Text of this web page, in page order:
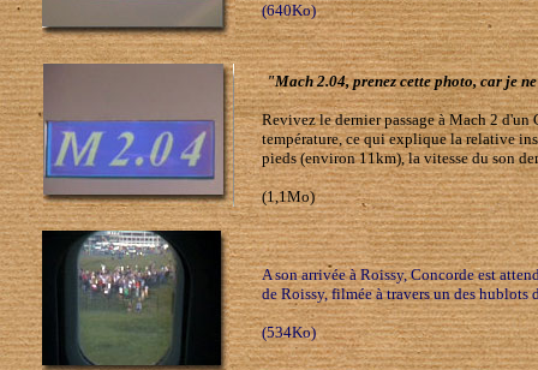
(640Ko)
"Mach 2.04, prenez cette photo, car je
Revivez le dernier passage à Mach 2
température, ce qui explique la relative
pieds (environ 11km), la vitesse du son
(1,1Mo)
A son arrivée à Roissy, Concorde est
de Roissy, filmée à travers un des
(534Ko)